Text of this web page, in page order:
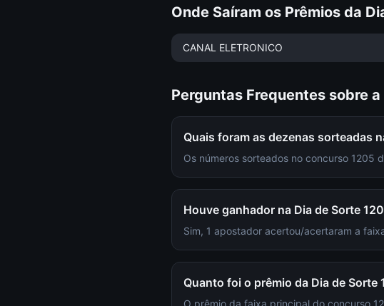
Onde Saíram os Prêmios da
CANAL ELETRONICO
Perguntas Frequentes sobre a
Quais foram as dezenas sorteadas
Os números sorteados no concurso 1205
Houve ganhador na Dia de Sorte
Sim, 1 apostador acertou/acertaram a
Quanto foi o prêmio da Dia de Sorte
O prêmio da faixa principal do concurso